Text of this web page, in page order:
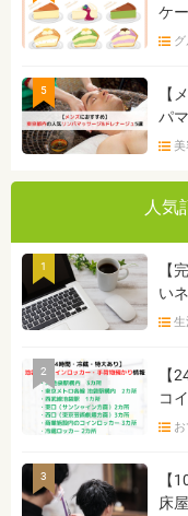
ケ
グ
5
【
パ
人気
1
【
い
2
【
コ
3
【
床